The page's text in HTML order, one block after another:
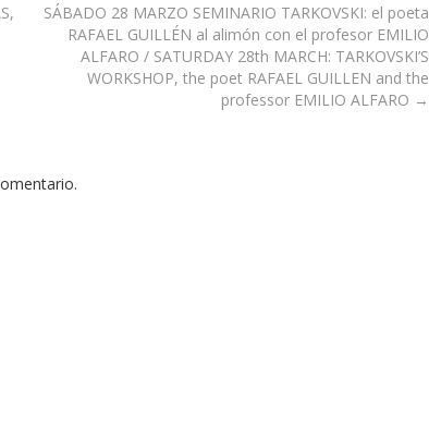
SÁBADO 28 MARZO SEMINARIO TARKOVSKI: el poeta
RAFAEL GUILLÉN al alimón con el profesor EMILIO
ALFARO / SATURDAY 28th MARCH: TARKOVSKI’S
WORKSHOP, the poet RAFAEL GUILLEN and the
professor EMILIO ALFARO →